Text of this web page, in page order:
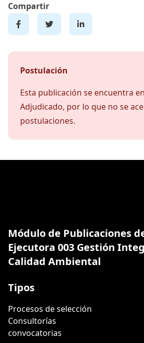
Compartir
Postulación
Esta publicación se encuentra
Adjudicado, por lo que no se
postulaciones.
Módulo de Publicaciones
Ejecutora 003 Gestión
Calidad Ambiental
Tipos
Procesos de selección
Consultorías
convocatorias